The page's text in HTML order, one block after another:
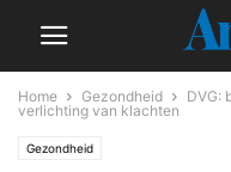
Home Gezondheid
DVG:
verlichting van klachten
Gezondheid